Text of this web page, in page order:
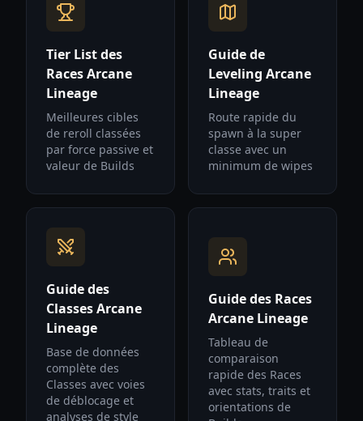
Tier List des
Races Arcane
Lineage
Meilleures cibles
de reroll classées
par force passive et
valeur de Builds
Guide de
Leveling Arcane
Lineage
Route rapide du
spawn à la super
classe avec un
minimum de wipes
Guide des
Classes Arcane
Lineage
Base de données
complète des
Classes avec voies
de déblocage et
analyses de style
Guide des Races
Arcane Lineage
Tableau de
comparaison
rapide des Races
avec stats, traits et
orientations de